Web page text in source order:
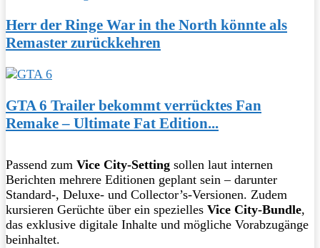
Herr der Ringe War in the North könnte als
Remaster zurückkehren
GTA 6 Trailer bekommt verrücktes Fan
Remake – Ultimate Fat Edition...
Passend zum Vice City-Setting sollen laut internen
Berichten mehrere Editionen geplant sein – darunter
Standard-, Deluxe- und Collector’s-Versionen. Zudem
kursieren Gerüchte über ein spezielles Vice City-Bundle,
das exklusive digitale Inhalte und mögliche Vorabzugänge
beinhaltet.